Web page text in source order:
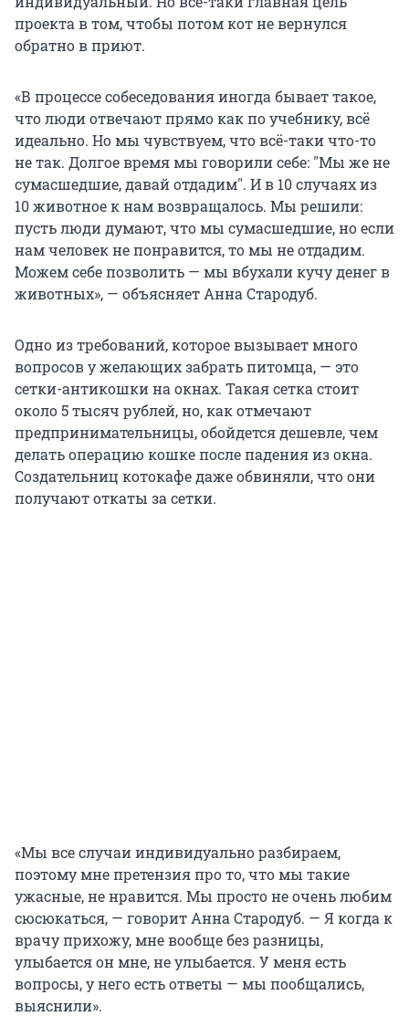
проекта в том, чтобы потом кот не вернулся
обратно в приют.
«В процессе собеседования иногда бывает такое,
что люди отвечают прямо как по учебнику, всё
идеально. Но мы чувствуем, что всё-таки что-то
не так. Долгое время мы говорили себе: "Мы же не
сумасшедшие, давай отдадим". И в 10 случаях из
10 животное к нам возвращалось. Мы решили:
пусть люди думают, что мы сумасшедшие, но если
нам человек не понравится, то мы не отдадим.
Можем себе позволить — мы вбухали кучу денег в
животных», — объясняет Анна Стародуб.
Одно из требований, которое вызывает много
вопросов у желающих забрать питомца, — это
сетки-антикошки на окнах. Такая сетка стоит
около 5 тысяч рублей, но, как отмечают
предпринимательницы, обойдется дешевле, чем
делать операцию кошке после падения из окна.
Создательниц котокафе даже обвиняли, что они
получают откаты за сетки.
«Мы все случаи индивидуально разбираем,
поэтому мне претензия про то, что мы такие
ужасные, не нравится. Мы просто не очень любим
сюсюкаться, — говорит Анна Стародуб. — Я когда к
врачу прихожу, мне вообще без разницы,
улыбается он мне, не улыбается. У меня есть
вопросы, у него есть ответы — мы пообщались,
выяснили».